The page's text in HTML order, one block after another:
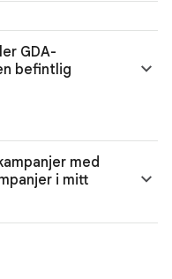
GDA-
befintlig
med
i mitt